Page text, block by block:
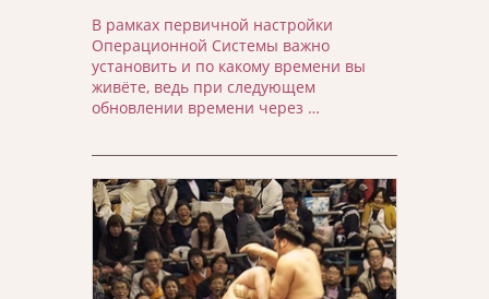
В рамках первичной настройки
Операционной Системы важно
установить и по какому времени вы
живёте, ведь при следующем
обновлении времени через …